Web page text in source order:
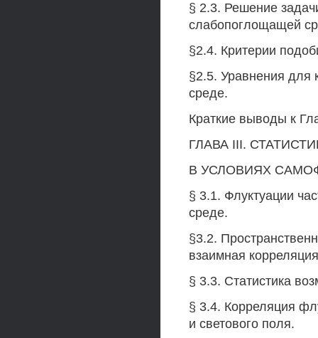
§ 2.3. Решение
слабопоглощащей
§2.4. Критерии
§2.5. Уравнения для
среде.
Краткие выводы к
ГЛАВА III.
В УСЛОВИЯХ
§ 3.1. Флуктуации
среде.
§3.2.
взаимная
§ 3.3. Статистика
§ 3.4. Корреляция
и светового поля.